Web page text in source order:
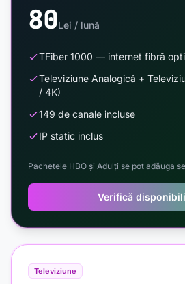
Televiziune
80Lei / lună
TFiber 1000 — internet fibră
Televiziune Analogică +
/ 4K)
149 de canale incluse
IP static inclus
Pachetele HBO și Adulți se pot adăuga
Verifică